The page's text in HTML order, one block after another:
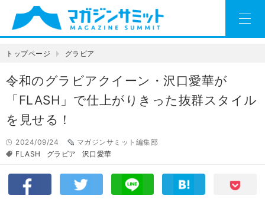
トップページ グラビア
令和のグラビアクイーン・沢口愛華が
「FLASH」で仕上がりきった抜群スタイル
を見せる！
2024/09/24
マガジンサミット編集部
FLASH
グラビア 沢口愛華